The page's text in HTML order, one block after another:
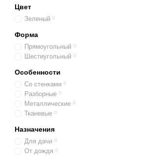
Цвет
Зеленый 0
Форма
Прямоугольный 0
Шестиугольный 0
Особенности
Со стенками 0
Разборные 0
Металлические 0
Тканевые 0
Назначения
Для дачи 0
От дождя 0